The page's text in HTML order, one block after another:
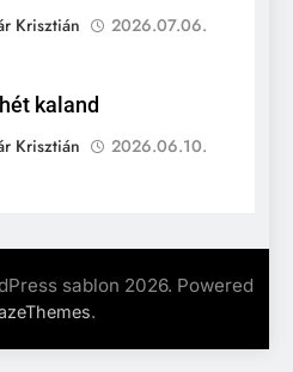
Krisztián
2026.07.06.
kaland
Krisztián
2026.06.10.
sablon 2026. Powered
.